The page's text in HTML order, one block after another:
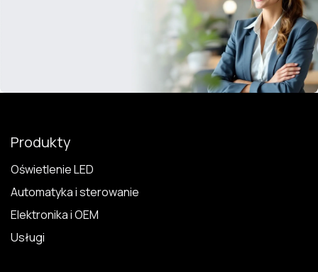
Produkty
Oświetlenie LED
Automatyka i sterowanie
Elektronika i OEM
Usługi